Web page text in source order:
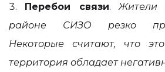
Перебои связи.Жители
районе СИЗО резко
Некоторые считают, что
территория обладает